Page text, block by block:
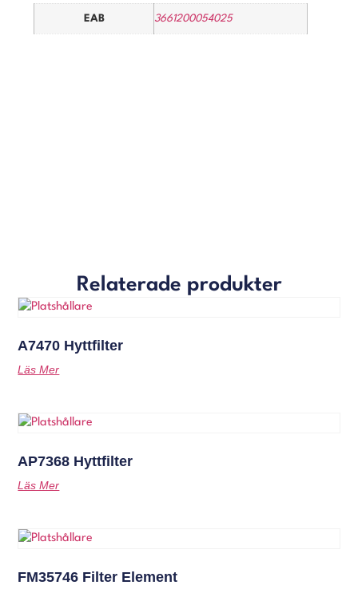
EAB 3661200054025
Relaterade produkter
A7470 Hyttfilter
Läs Mer
AP7368 Hyttfilter
Läs Mer
FM35746 Filter Element